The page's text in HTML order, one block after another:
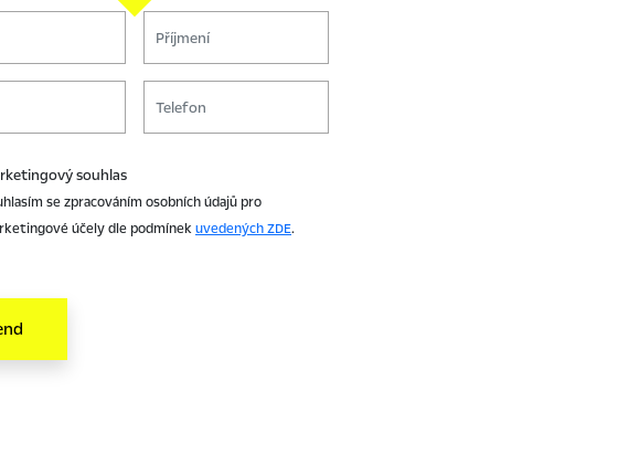
souhlas
se zpracováním osobních údajů pro
účely dle podmínekuvedených ZDE.